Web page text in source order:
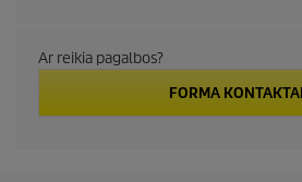
Ar reikia pagalbos?
FORMA